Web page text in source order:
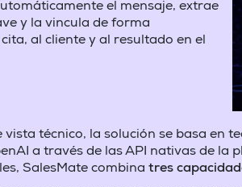
el mensaje, extrae
y la vincula de forma
al cliente y al resultado en el
vista técnico, la solución se basa en
a través de las API nativas de la
SalesMate combina tres